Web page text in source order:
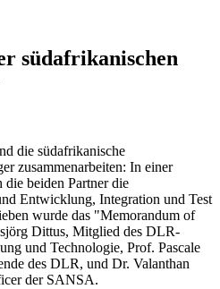
südafrikanischen
die südafrikanische
zusammenarbeiten: In einer
beiden Partner die
Entwicklung, Integration und Test
wurde das "Memorandum of
Dittus, Mitglied des DLR-
und Technologie, Prof. Pascale
des DLR, und Dr. Valanthan
der SANSA.